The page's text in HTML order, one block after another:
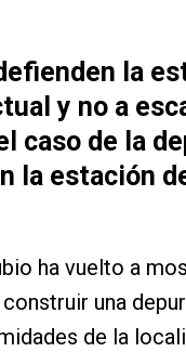
la
y no a
caso de la
la estación
ha vuelto a
una
de la